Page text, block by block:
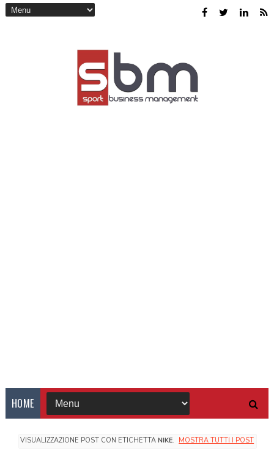
HOME
VISUALIZZAZIONE POST CON ETICHETTA NIKE. MOSTRA TUTTI I POST